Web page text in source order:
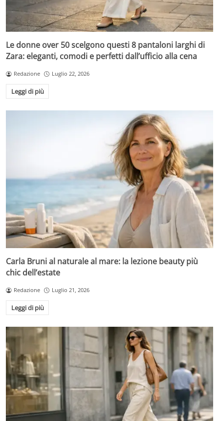
Le donne over 50 scelgono questi 8 pantaloni larghi di
Zara: eleganti, comodi e perfetti dall’ufficio alla cena
Redazione Luglio 22, 2026
Leggi di più
Carla Bruni al naturale al mare: la lezione beauty più
chic dell’estate
Redazione Luglio 21, 2026
Leggi di più